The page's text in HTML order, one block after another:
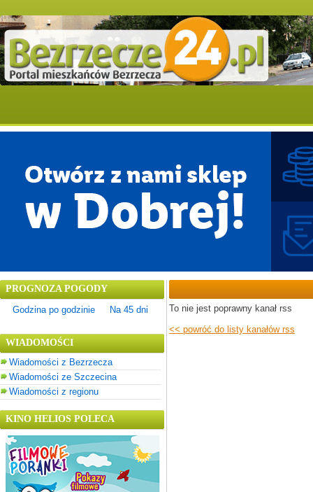
PROGNOZA POGODY
Godzina po godzinie
Na 45 dni
WIADOMOŚCI
Wiadomości z Bezrzecza
Wiadomości ze Szczecina
Wiadomości z regionu
KINO HELIOS POLECA
To nie jest poprawny kanał rss
<< powróć do listy kanałów rss